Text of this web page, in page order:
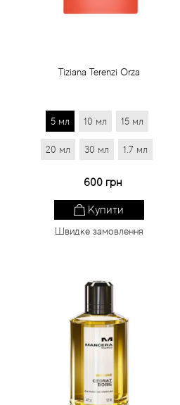
Tiziana Terenzi Orza
5 мл 10 мл 15 мл
20 мл 30 мл 1.7 мл
600 грн
Купити
Швидке замовлення